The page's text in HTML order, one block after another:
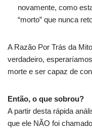
novamente, como
“morto” que nunca
A Razão Por Trás da
verdadeiro,
morte e ser capaz de
Então, o que sobrou?
A partir desta rápida
que ele NÃO foi